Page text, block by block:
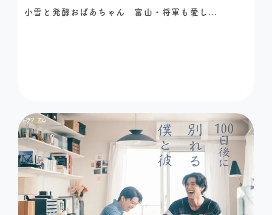
小雪と発酵おばあちゃん 富山・将軍も愛し...